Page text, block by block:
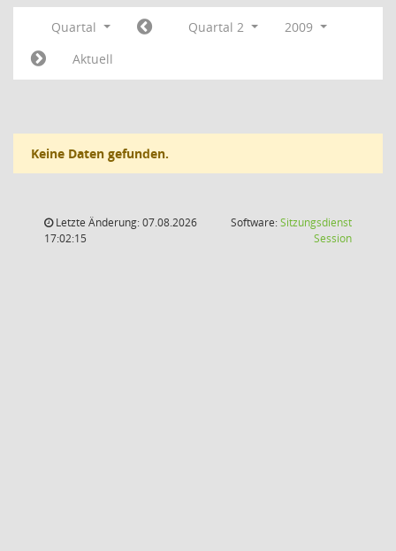
Quartal Quartal 2
2009
Aktuell
Keine Daten gefunden.
Letzte Änderung: 07.08.2026
17:02:15
Software:Sitzungsdienst
Session(Wird in